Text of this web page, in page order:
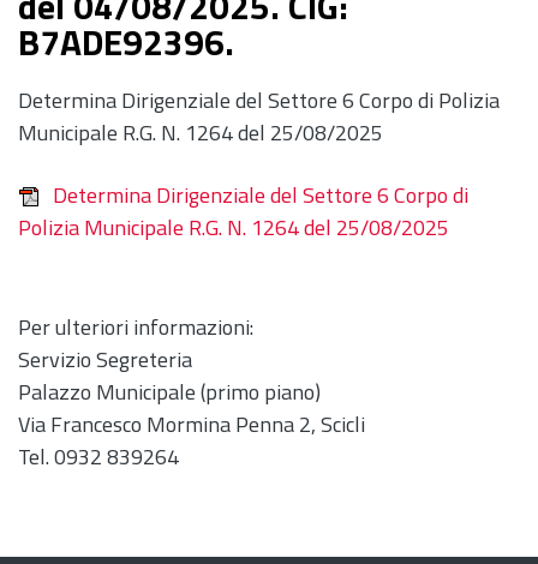
B7ADE92396.
Determina Dirigenziale del Settore 6 Corpo di Polizia
Municipale R.G. N. 1264 del 25/08/2025
Determina Dirigenziale del Settore 6 Corpo di
Polizia Municipale R.G. N. 1264 del 25/08/2025
Per ulteriori informazioni:
Servizio Segreteria
Palazzo Municipale (primo piano)
Via Francesco Mormina Penna 2, Scicli
Tel. 0932 839264